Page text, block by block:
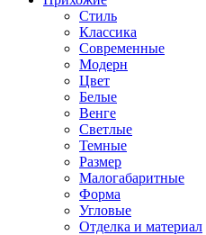
Стиль
Классика
Современные
Модерн
Цвет
Белые
Венге
Светлые
Темные
Размер
Малогабаритные
Форма
Угловые
Отделка и материал